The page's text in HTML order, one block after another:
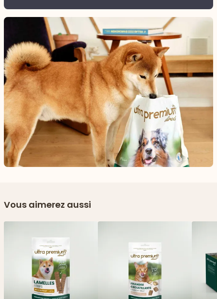
Vous aimerez aussi